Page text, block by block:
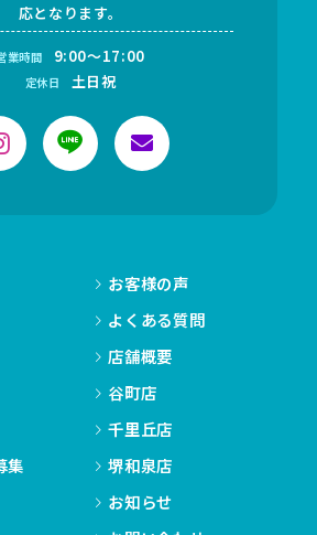
応となります。
業時間 9:00～17:00
定休日 土日祝
集
お客様の声
よくある質問
店舗概要
谷町店
千里丘店
堺和泉店
お知らせ